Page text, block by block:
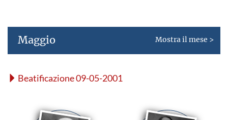
Maggio Mostra il mese >
Beatificazione 09-05-2001